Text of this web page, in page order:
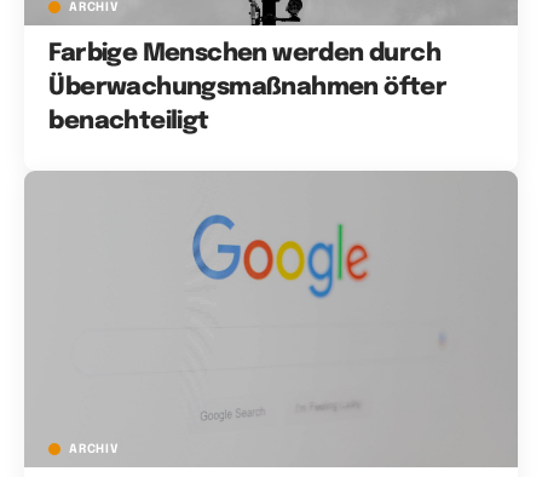
ARCHIV
Farbige Menschen werden durch
Überwachungsmaßnahmen öfter
benachteiligt
ARCHIV